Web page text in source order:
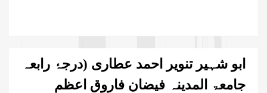
ابو شہیر تنویر احمد عطاری (درجۂ رابعہ
جامعۃ المدینہ فیضان فاروق اعظم